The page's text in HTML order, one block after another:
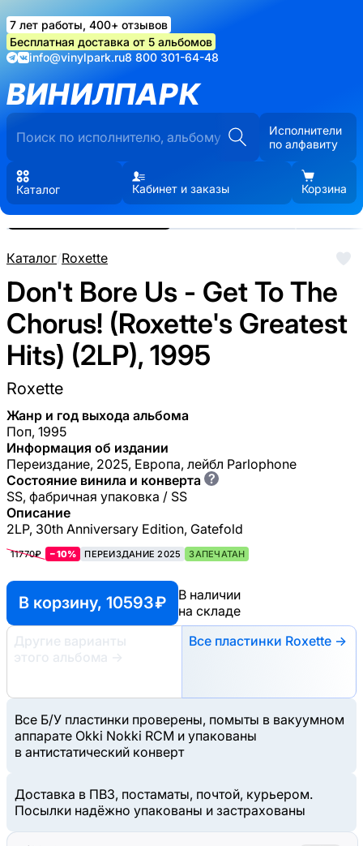
7 лет работы, 400+ отзывов
Бесплатная доставка от 5 альбомов
info@vinylpark.ru8 800 301-64-48
ВИНИЛПАРК
Исполнители
по алфавиту
Каталог Кабинет и заказы Корзина
Каталог/Roxette
Don't Bore Us - Get To The
Chorus! (Roxette's Greatest
Hits) (2LP), 1995
Roxette
Жанр и год выхода альбома
Поп, 1995
Информация об издании
Переиздание, 2025, Европа, лейбл Parlophone
Состояние винила и конверта ?
SS, фабричная упаковка / SS
Описание
2LP, 30th Anniversary Edition, Gatefold
11770₽ −10% ПЕРЕИЗДАНИЕ 2025 ЗАПЕЧАТАН
В корзину, 10593 ₽
В наличии
на складе
Другие варианты
этого альбома
→
Все пластинки Roxette →
Все Б/У пластинки проверены, помыты в вакуумном
аппарате Okki Nokki RCM и упакованы
в антистатический конверт
Доставка в ПВЗ, постаматы, почтой, курьером.
Посылки надёжно упакованы и застрахованы
Реальные фото пластинки.
Нажмите, чтобы увеличить